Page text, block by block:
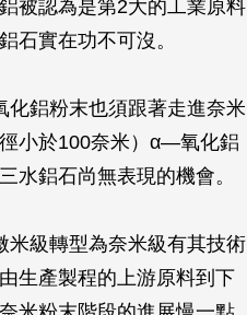
被認為是第2大的工業原料
石實在功不可沒。
鋁粉末也須跟著走進奈米
小於100奈米）α—氧化鋁
水鋁石尚無表現的機會。
級轉型為奈米級有其技術
生產製程的上游原料到下